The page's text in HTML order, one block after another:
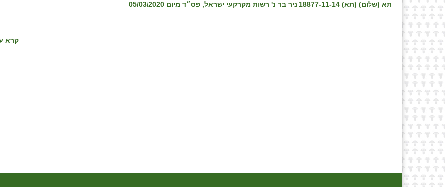
תא (שלום) (תא) 18877-11-14 ניר בר נ' רשות מקרקעי ישראל, פס״ד מיום 05/03/2020
קרא